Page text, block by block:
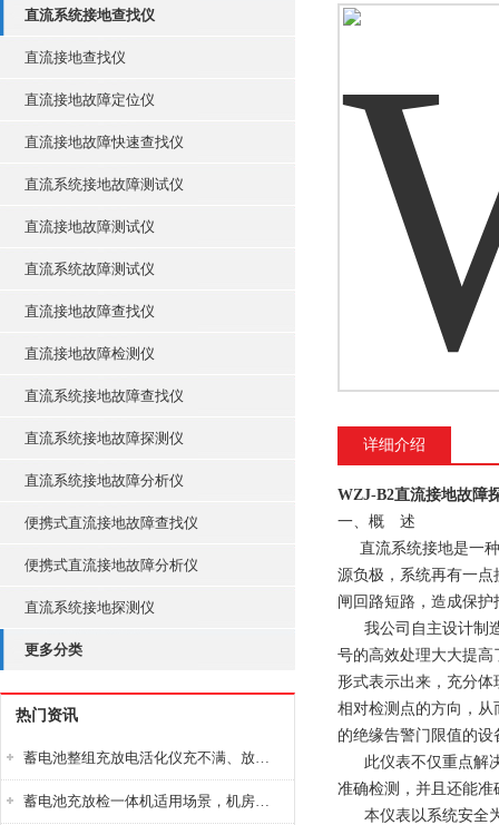
直流系统接地查找仪
直流接地查找仪
直流接地故障定位仪
直流接地故障快速查找仪
直流系统接地故障测试仪
直流接地故障测试仪
直流系统故障测试仪
直流接地故障查找仪
直流接地故障检测仪
直流系统接地故障查找仪
直流系统接地故障探测仪
直流系统接地故障分析仪
便携式直流接地故障查找仪
便携式直流接地故障分析仪
直流系统接地探测仪
更多分类
热门资讯
蓄电池整组充放电活化仪充不满、放不完怎么办？
蓄电池充放检一体机适用场景，机房基站变电站铅酸蓄电池维护检测应用
详细介绍
WZJ-B2直流接地故障
一、概 述
直流系统接地是一种
源负极，系统再有一
闸回路短路，造成保
我公司自主设计制造
号的高效处理大大提
形式表示出来，充分
相对检测点的方向，
的绝缘告警门限值的
此仪表不仅重点解决
准确检测，并且还能
本仪表以系统安全为